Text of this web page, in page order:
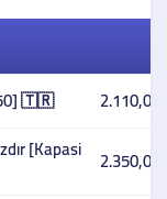
🇹🇷
2.110,00
[Kapasi 2.350,00